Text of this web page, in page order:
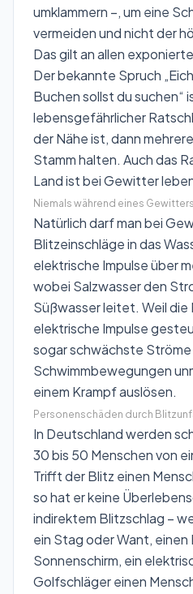
umklammern –, um eine
vermeiden und nicht der
Das gilt an allen
Der bekannte Spruch
Buchen sollst du suchen“
lebensgefährlicher
der Nähe ist, dann
Stamm halten. Auch das
Land ist bei Gewitter
Niemals während eines
Natürlich darf man bei
Blitzeinschläge in das
elektrische Impulse über
wobei Salzwasser den
Süßwasser leitet. Weil die
elektrische Impulse
sogar schwächste Ströme
Schwimmbewegungen
einem Krampf auslösen.
Personenschäden durch
In Deutschland werden
30 bis 50 Menschen von
Trifft der Blitz einen
so hat er keine
indirektem Blitzschlag –
ein Stag oder Want, einen
Sonnenschirm, ein
Golfschläger einen